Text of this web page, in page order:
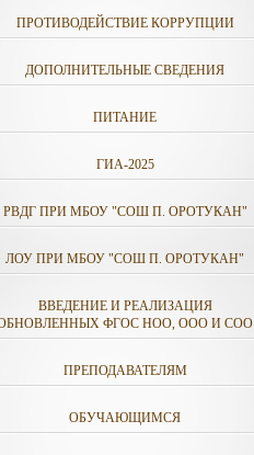
ПРОТИВОДЕЙСТВИЕ КОРРУПЦИИ
ДОПОЛНИТЕЛЬНЫЕ СВЕДЕНИЯ
ПИТАНИЕ
ГИА-2025
РВДГ ПРИ МБОУ "СОШ П. ОРОТУКАН"
ЛОУ ПРИ МБОУ "СОШ П. ОРОТУКАН"
ВВЕДЕНИЕ И РЕАЛИЗАЦИЯ
ФГОС НОО, ООО И СОО
ПРЕПОДАВАТЕЛЯМ
ОБУЧАЮЩИМСЯ